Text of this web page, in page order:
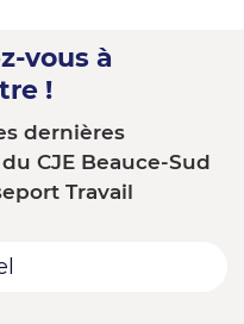
vous à
!
dernières
CJE Beauce-Sud
Travail